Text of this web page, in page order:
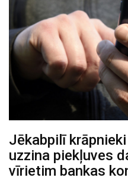
Jēkabpilī
uzzina piekļuves
vīrietim bankas